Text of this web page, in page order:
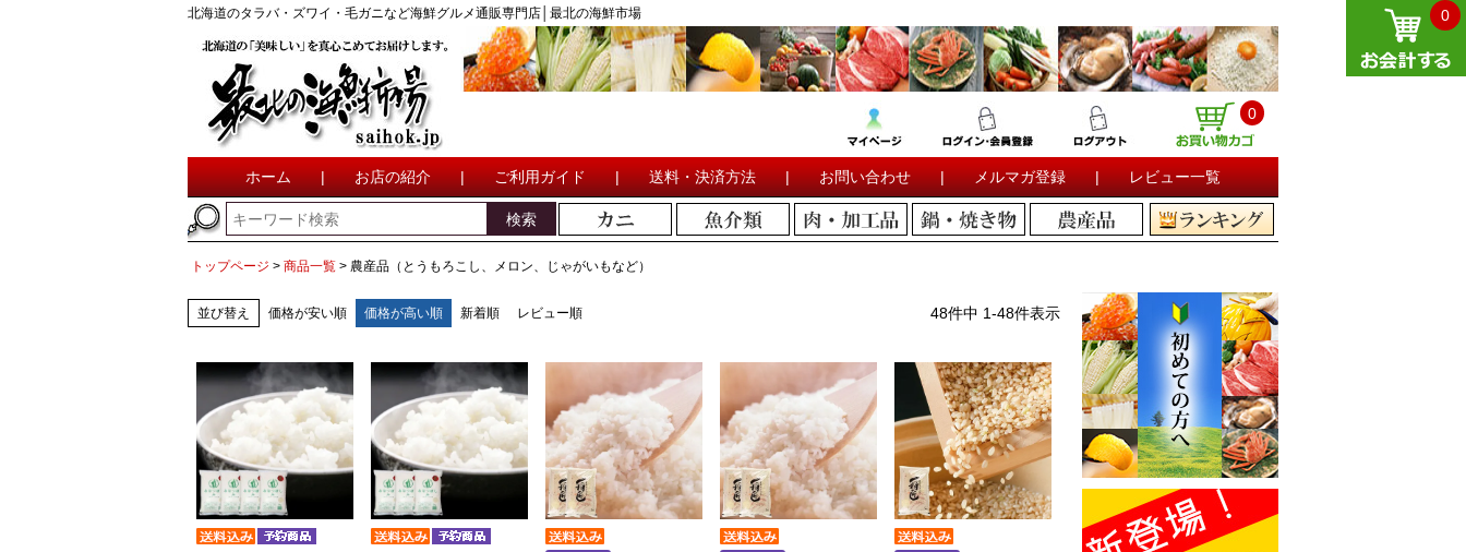
北海道のタラバ・ズワイ・毛ガニなど海鮮グルメ通販専門店│最北の海鮮市場
0
ホーム | お店の紹介 | ご利用ガイド | 送料・決済方法 | お問い合わせ | メルマガ登録 | レビュー一覧
検索
トップページ 商品一覧 農産品（とうもろこし、メロン、じゃがいもなど）
並び替え 価格が安い順 価格が高い順 新着順 レビュー順 48件中 1-48件表示
0